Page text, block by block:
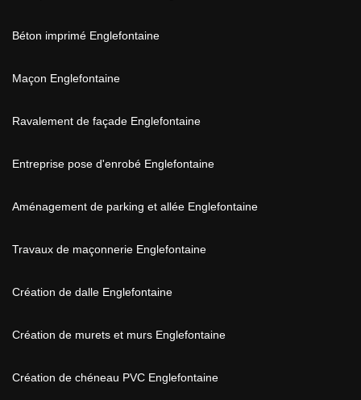
Béton imprimé Englefontaine
Maçon Englefontaine
Ravalement de façade Englefontaine
Entreprise pose d'enrobé Englefontaine
Aménagement de parking et allée Englefontaine
Travaux de maçonnerie Englefontaine
Création de dalle Englefontaine
Création de murets et murs Englefontaine
Création de chéneau PVC Englefontaine